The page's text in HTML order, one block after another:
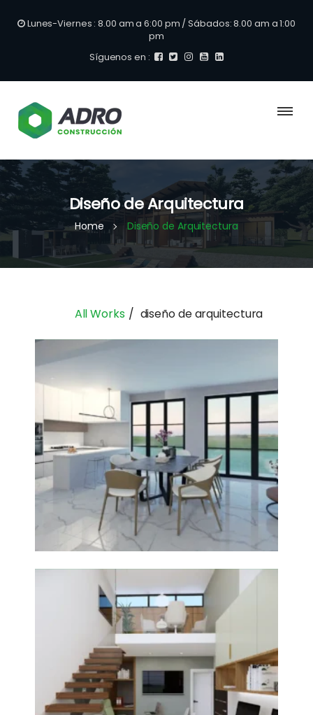
Lunes-Viernes : 8.00 am a 6:00 pm / Sábados: 8.00 am a 1:00
pm
Síguenos en :
Diseño de Arquitectura
Home Diseño de Arquitectura
All Works diseño de arquitectura
+
Vivienda Multifamiliar Ayacucho
Diseño de Arquitectura
+
Oficinas en Lima
Diseño de Arquitectura
+
Casa de Campo
Diseño de Arquitectura